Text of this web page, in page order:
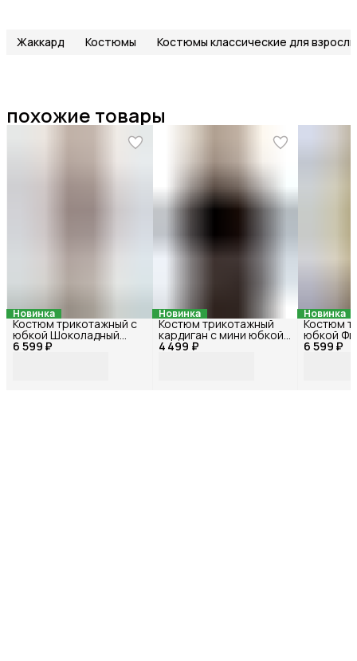
Жаккард Костюмы Костюмы классические для
похожие товары
Новинка
6 599 ₽
Костюм трикотажный с
юбкой Шоколадный
72473БФ_44
Новинка
4 499 ₽
Костюм трикотажный
кардиган с мини юбкой
Черный 72583БФ_44
Новинка
6 599 ₽
Костюм
юбкой